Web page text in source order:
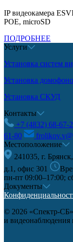
IP видеокамера
POE, microSD
ПОДРОБНЕЕ
Услуги
Установка систем
Установка
Установка СКУД
Контакты
+7 (4832) 68-67-
61-80
Местоположение
241035, г.
д.1, офис 301
пн-пт 09:00–17:00;
Документы
© 2026 «Спектр-СБ»
и видеонаблюдения